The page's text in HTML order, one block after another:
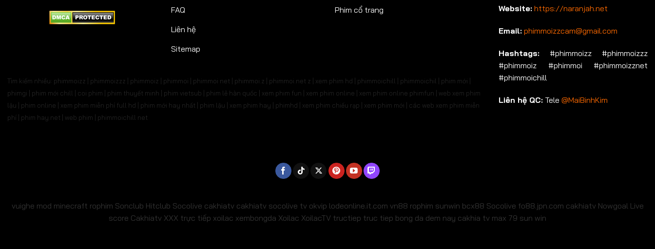
FAQ
Liên hệ
Sitemap
Phim cổ trang
Tìm kiếm nhiều: phimmoizz | phimmoizzz | phimmoiz | phimmoi | phimmoi net | phimmoi.z | phimmoi.net z | xem phim hd | phimmoichill | phimmoichil | phim mới |
phimgi | phim mới chill | coi phim | phim thuyết minh | phim vietsub | phim lẻ hàn quốc | xem phim fun | xem phim online | xem phim online phimfun | web xem phim
lậu | phim online | xem phim miễn phí full hd | phim mới hay nhất | phim lậu | xem phim hay | phimhd | xem phim chiếu rạp | xem phim mới | các web xem phim miễn
phí | phim hay.net | web phim | phimmoichill net
Website: https://naranjah.net
Email: phimmoizzcam@gmail.com
Hashtags: #phimmoizz #phimmoizzz
#phimmoiz #phimmoi #phimmoizznet
#phimmoichill
Liên hệ QC: Tele @MaiBinhKim
vuighe mod minecraft rophim Sonclub Hitclub Socolive cakhiatv cakhiatv socolive tv okvip lodeonline.it.com vn88 rophim sunwin bcx88 Socolive fo88.jpn.com cakhiatv Nowgoal Live
score Cakhiatv XXX trực tiếp xoilac xembongda Xoilac XoilacTV tructiep truc tiep bong da dem nay cakhia tv max 79 sun win